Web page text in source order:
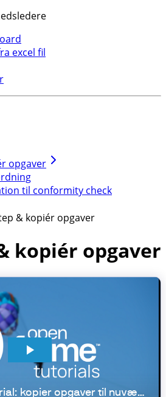
excel fil
opgaver
til conformity check
& kopiér opgaver
kopiér opgaver